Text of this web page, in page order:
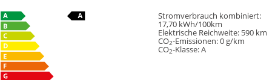
Techno
220
Long
Range
el
Heckkl
Techno
220
Long
Range
el
Heckkl
Stromverbrauch kombiniert:
17,70 kWh/100km
Elektrische Reichweite: 590 km
CO2-Emissionen:0 g/km
CO2-Klasse:A